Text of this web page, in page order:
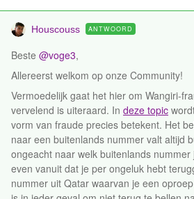
Houscouss ANTWOORD
Beste @voge3,
Allereerst welkom op onze Community!
Vermoedelijk gaat het hier om Wangiri-
vervelend is uiteraard. In deze topic
vorm van fraude precies betekent. Het
naar een buitenlands nummer valt altijd
ongeacht naar welk buitenlands
even vanuit dat je per ongeluk hebt
nummer uit Qatar waarvan je een